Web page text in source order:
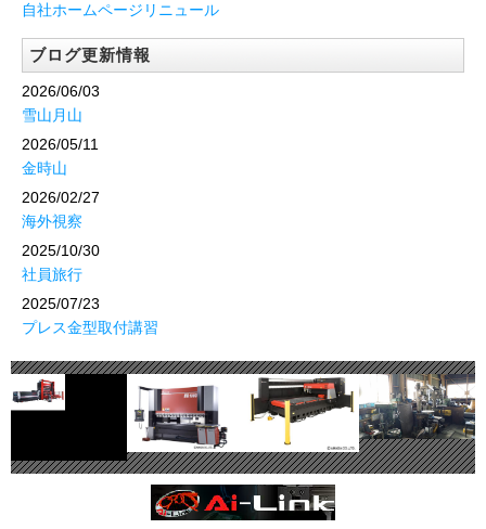
自社ホームページリニュール
ブログ更新情報
2026/06/03
雪山月山
2026/05/11
金時山
2026/02/27
海外視察
2025/10/30
社員旅行
2025/07/23
プレス金型取付講習